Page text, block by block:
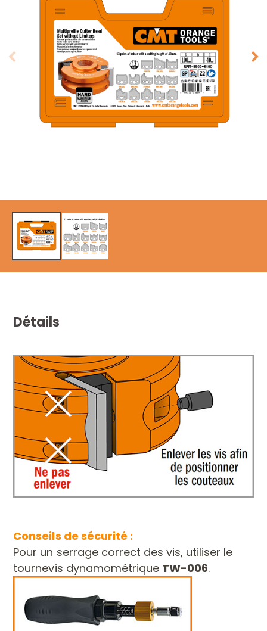
Détails
Conseils de sécurité :
Pour un serrage correct des vis, utiliser le
tournevis dynamométrique TW-006.